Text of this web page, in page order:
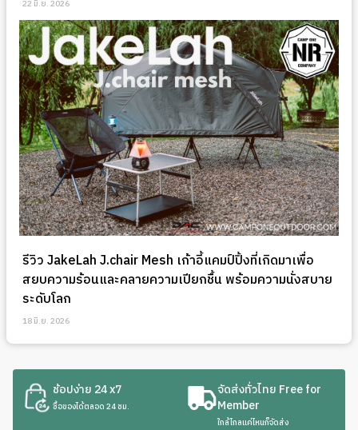
22 มิ.ย. 2026
รีวิว JakeLah J.chair Mesh เก้าอี้แคมป์ปิ้งที่เกิดมาเพื่อ
สยบความร้อนและคลายความเปียกชื้น พร้อมความนั่งสบาย
ระดับโลก
18 มิ.ย. 2026
ช้อปง่าย 24 x7
ซื้อของได้ตลอด 24 ชม.
จัดส่งทั่วไทย Free for
Member
ใกล้ไกลแค่ไหนก็จัดส่ง